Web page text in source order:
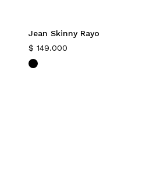
Jean Skinny Rayo
$ 149.000